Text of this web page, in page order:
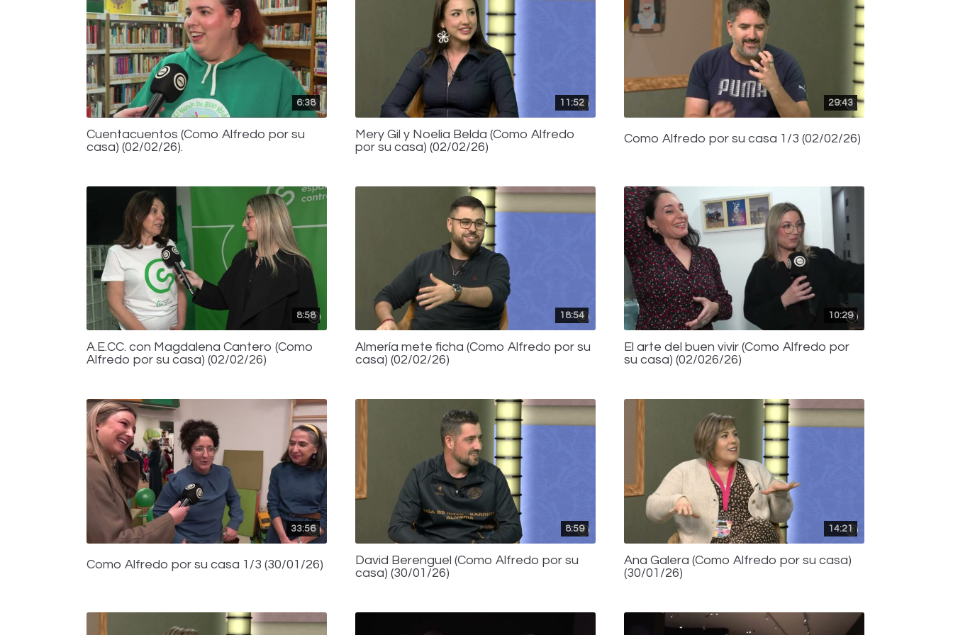
6:38
Cuentacuentos (Como Alfredo por su
casa) (02/02/26).
11:52
Mery Gil y Noelia Belda (Como Alfredo
por su casa) (02/02/26)
29:43
Como Alfredo por su casa 1/3 (02/02/26)
8:58
A.E.CC. con Magdalena Cantero (Como
Alfredo por su casa) (02/02/26)
18:54
Almería mete ficha (Como Alfredo por su
casa) (02/02/26)
10:29
El arte del buen vivir (Como Alfredo por
su casa) (02/026/26)
33:56
Como Alfredo por su casa 1/3 (30/01/26)
8:59
David Berenguel (Como Alfredo por su
casa) (30/01/26)
14:21
Ana Galera (Como Alfredo por su casa)
(30/01/26)